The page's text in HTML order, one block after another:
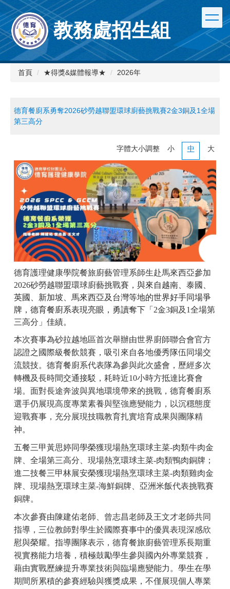
跳
到
主
要
內
容
教務處招生組
首頁 ★得獎&媒體報導★ 2026年
德育餐廚系勇奪2026砂勞越聯盟環球廚藝挑戰賽2金3銅及1全場
第三高分
字體大小調整 小 中 大
德育護理健康學院餐旅廚藝管理系師生赴馬來西亞參加
2026砂勞越聯盟環球廚藝挑戰賽， 與來自越南、泰國、
英國、新加坡、馬來西亞及台灣等地的世界好手同場爭
牌，德育餐廚系表現亮眼，勇讀奪下「 2金3銅及1全場第
三高分 」佳績。
本次賽事為砂拉越地區首次舉辦由世界廚師聯合會官方
認證之國際級餐飲競賽，吸引來自各地優秀隊伍同場交
流競技。德育餐廚系代表隊為參與此次盛會，歷經多次
轉機及長時間交通接駁，耗時近10小時方抵達比賽會
場。面對長途奔波與異地環境帶來的挑戰，德育餐廚系
選手仍展現高度專業素養與堅強應變能力，以沉穩態度
迎戰賽事，充分展現技職教育扎實培育成果與團隊精
神。
五餐三甲黃思婷同學榮獲現場熱烹環球主菜-肉類牛肉金
牌、全場第三高分、現場熱烹環球主菜-肉類鴨肉銅牌；
進二技餐三甲林展安榮獲現場熱烹環球主菜-肉類雞肉金
牌、現場熱烹環球主菜-海鮮銅牌、亞洲米飯代表挑戰賽
銅牌。
本次參賽由陳建佑老師、曾志昌老師及王文才老師共同
指導，三位教師對學生於國際賽事中的優異表現深感欣
慰與榮耀。指導團隊表示，德育餐旅廚藝管理系長期重
視實務能力培養，積極鼓勵學生參與國內外專業競賽，
藉由實戰歷練提升專業技術與臨場應變能力。學生在學
期間所累積的參賽經驗與獲獎成果，不僅展現個人專業